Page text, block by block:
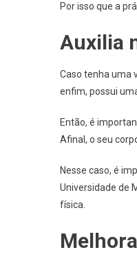
Por isso que a
Auxilia
Caso tenha uma
enfim, possui
Então, é
Afinal, o seu
Nesse caso, é
Universidade de
física.